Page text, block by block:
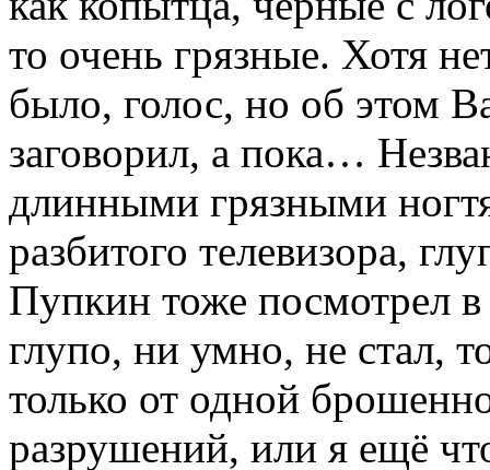
то очень грязные. Хотя
было, голос, но об этом
заговорил, а пока…
длинными грязными
разбитого телевизора,
Пупкин тоже посмотрел
глупо, ни умно, не стал,
только от одной
разрушений, или я ещё